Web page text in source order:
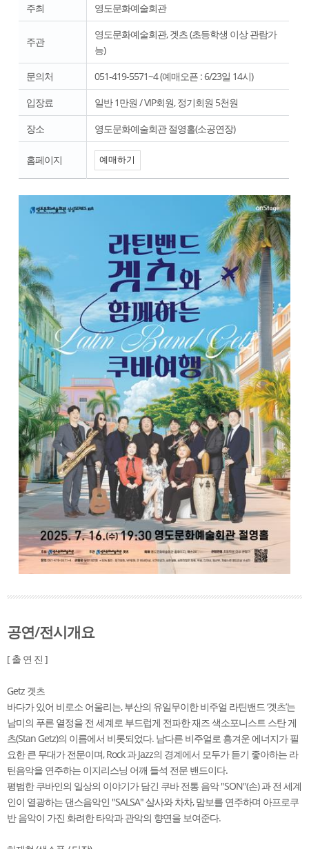
주최
영도문화예술회관
주관
영도문화예술회관, 겟츠 (초등학생 이상 관람가
능)
문의처
051-419-5571~4 (예매오픈 : 6/23일 14시)
입장료
일반 1만원 / VIP회원, 정기회원 5천원
장소
영도문화예술회관 절영홀(소공연장)
홈페이지 예매하기
공연/전시개요
[ 출 연 진 ]
Getz 겟츠
바다가 있어 비로소 어울리는, 부산의 유일무이한 비주얼 라틴밴드 ‘겟츠’는
남미의 푸른 열정을 전 세계로 부드럽게 전파한 재즈 색소포니스트 스탄 게
츠(Stan Getz)의 이름에서 비롯되었다. 남다른 비주얼로 흥겨운 에너지가 필
요한 큰 무대가 전문이며, Rock 과 Jazz의 경계에서 모두가 듣기 좋아하는 라
틴음악을 연주하는 이지리스닝 어깨 들석 전문 밴드이다.
평범한 쿠바인의 일상의 이야기가 담긴 쿠바 전통 음악 "SON"(손) 과 전 세계
인이 열광하는 댄스음악인 "SALSA" 살사와 차차, 맘보를 연주하며 아프로쿠
반 음악이 가진 화려한 타악과 관악의 향연을 보여준다.